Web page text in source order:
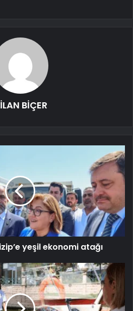
BİÇER
yeşil ekonomi atağı